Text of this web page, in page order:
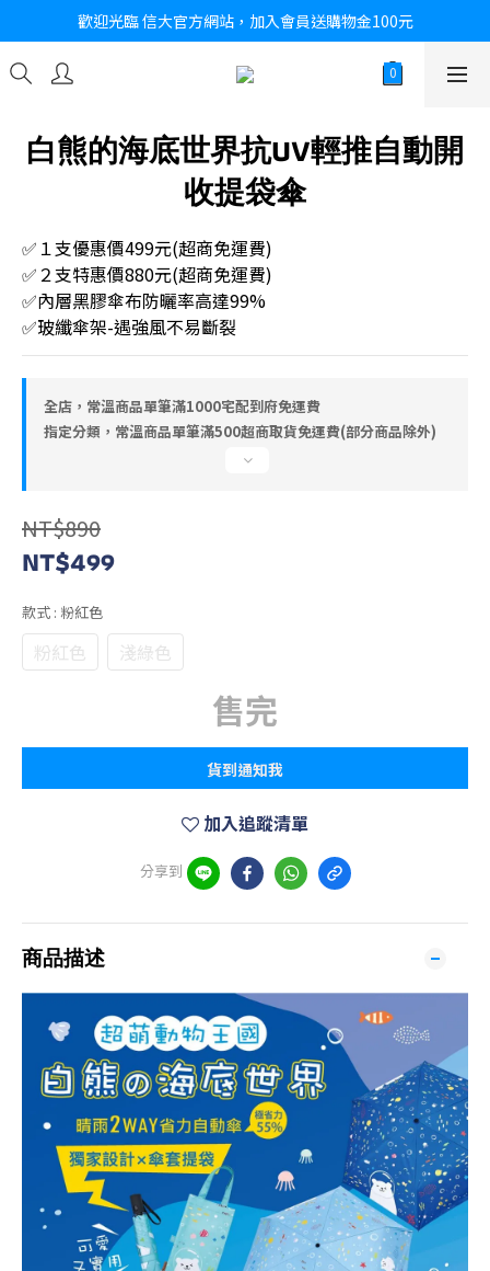
歡迎光臨 信大官方網站，加入會員送購物金100元
白熊的海底世界抗UV輕推自動開
收提袋傘
✅１支優惠價499元(超商免運費)
✅２支特惠價880元(超商免運費)
✅內層黑膠傘布防曬率高達99%
✅玻纖傘架-遇強風不易斷裂
全店，常溫商品單筆滿1000宅配到府免運費
指定分類，常溫商品單筆滿500超商取貨免運費(部分商品除外)
NT$890
NT$499
款式 : 粉紅色
粉紅色 淺綠色
售完
貨到通知我
加入追蹤清單
分享到
商品描述